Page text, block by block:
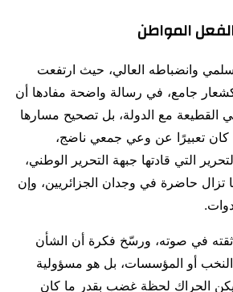
المواطن
وانضباطه العالي، حيث ارتفعت
كشعار جامع، في رسالة واضحة مفادها أن
القطيعة مع الدولة، بل تصحيح مسارها
كان تعبيرًا عن وعي جمعي ناضج،
التي قادتها جبهة التحرير الوطني،
تزال حاضرة في وجدان الجزائريين، وإن
ثقته في صوته، ورسّخ فكرة أن الشأن
أو المؤسسات، بل هو مسؤولية
الحراك لحظة غضب بقدر ما كان